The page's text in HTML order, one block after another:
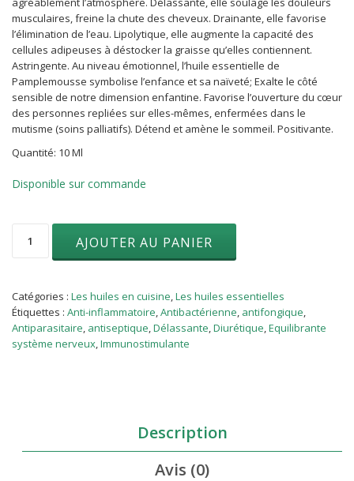
musculaires, freine la chute des cheveux. Drainante, elle favorise
l’élimination de l’eau. Lipolytique, elle augmente la capacité des
cellules adipeuses à déstocker la graisse qu’elles contiennent.
Astringente. Au niveau émotionnel, l’huile essentielle de
Pamplemousse symbolise l’enfance et sa naïveté; Exalte le côté
sensible de notre dimension enfantine. Favorise l’ouverture du cœur
des personnes repliées sur elles-mêmes, enfermées dans le
mutisme (soins palliatifs). Détend et amène le sommeil. Positivante.
Quantité: 10 Ml
Disponible sur commande
Pamplemousse
paradisii)
10
ml
AJOUTER AU PANIER
Catégories : Les huiles en cuisine,Les huiles essentielles
Étiquettes : Anti-inflammatoire,Antibactérienne, antifongique,
Antiparasitaire, antiseptique,Délassante,Diurétique,Equilibrante
système nerveux,Immunostimulante
Description
Avis (0)